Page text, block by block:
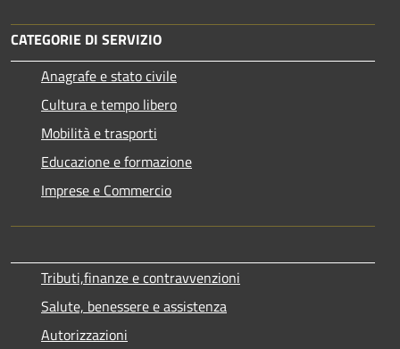
CATEGORIE DI SERVIZIO
Anagrafe e stato civile
Cultura e tempo libero
Mobilità e trasporti
Educazione e formazione
Imprese e Commercio
Tributi,finanze e contravvenzioni
Salute, benessere e assistenza
Autorizzazioni